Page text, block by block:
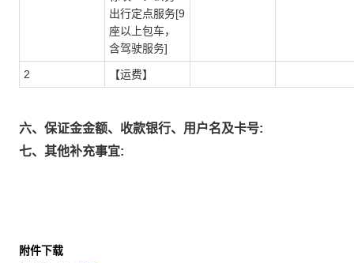
出行定点服务[9
座以上包车，
含驾驶服务]
2 【运费】
六、保证金金额、收款银行、用户名及卡号:
七、其他补充事宜:
附件下载